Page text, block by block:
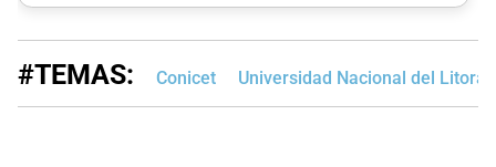
#TEMAS: Conicet Universidad Nacional del Litoral